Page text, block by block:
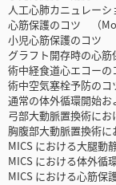
人工心肺カニュレーシ
心筋保護のコツ （
小児心筋保護のコツ
グラフト開存時の心筋
術中経食道心エコー
術中空気塞栓予防の
通常の体外循環開始
弓部大動脈置換術にお
胸腹部大動脈置換術に
MICS における大腿動
MICS における体外循
MICS における心筋保